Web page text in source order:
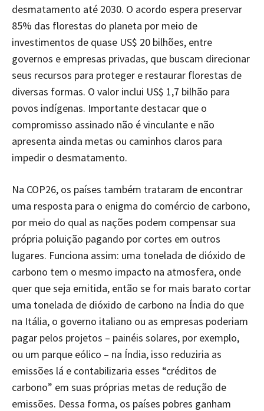
desmatamento até 2030. O acordo espera preservar
85% das florestas do planeta por meio de
investimentos de quase US$ 20 bilhões, entre
governos e empresas privadas, que buscam direcionar
seus recursos para proteger e restaurar florestas de
diversas formas. O valor inclui US$ 1,7 bilhão para
povos indígenas. Importante destacar que o
compromisso assinado não é vinculante e não
apresenta ainda metas ou caminhos claros para
impedir o desmatamento.
Na COP26, os países também trataram de encontrar
uma resposta para o enigma do comércio de carbono,
por meio do qual as nações podem compensar sua
própria poluição pagando por cortes em outros
lugares. Funciona assim: uma tonelada de dióxido de
carbono tem o mesmo impacto na atmosfera, onde
quer que seja emitida, então se for mais barato cortar
uma tonelada de dióxido de carbono na Índia do que
na Itália, o governo italiano ou as empresas poderiam
pagar pelos projetos – painéis solares, por exemplo,
ou um parque eólico – na Índia, isso reduziria as
emissões lá e contabilizaria esses “créditos de
carbono” em suas próprias metas de redução de
emissões. Dessa forma, os países pobres ganham